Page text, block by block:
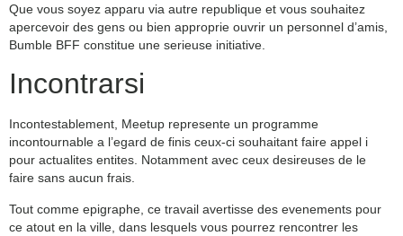
Que vous soyez apparu via autre republique et vous souhaitez
apercevoir des gens ou bien approprie ouvrir un personnel d’amis,
Bumble BFF constitue une serieuse initiative.
Incontrarsi
Incontestablement, Meetup represente un programme
incontournable a l’egard de finis ceux-ci souhaitant faire appel i
pour actualites entites. Notamment avec ceux desireuses de le
faire sans aucun frais.
Tout comme epigraphe, ce travail avertisse des evenements pour
ce atout en la ville, dans lesquels vous pourrez rencontrer les